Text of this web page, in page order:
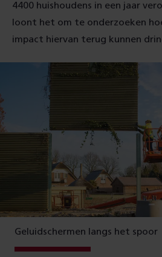
4400 huishoudens in een jaar
loont het om te onderzoeken
impact hiervan terug kunnen
Geluidschermen langs het spoor